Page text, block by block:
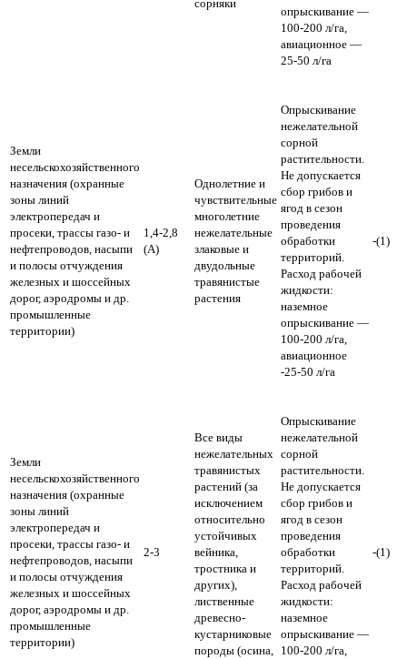
сорняки
опрыскивание —
100-200 л/га,
авиационное —
25-50 л/га
Земли
несельскохозяйственного
назначения (охранные
зоны линий
электропередач и
просеки, трассы газо- и
нефтепроводов, насыпи
и полосы отчуждения
железных и шоссейных
дорог, аэродромы и др.
промышленные
территории)
1,4-2,8
(А)
Однолетние и
чувствительные
многолетние
нежелательные
злаковые и
двудольные
травянистые
растения
Опрыскивание
нежелательной
сорной
растительности.
Не допускается
сбор грибов и
ягод в сезон
проведения
обработки
территорий.
Расход рабочей
жидкости:
наземное
опрыскивание —
100-200 л/га,
авиационное
-25-50 л/га
-(1)
Земли
несельскохозяйственного
назначения (охранные
зоны линий
электропередач и
просеки, трассы газо- и
нефтепроводов, насыпи
и полосы отчуждения
железных и шоссейных
дорог, аэродромы и др.
промышленные
территории)
2-3
Все виды
нежелательных
травянистых
растений (за
исключением
относительно
устойчивых
вейника,
тростника и
других),
лиственные
древесно-
кустарниковые
породы (осина,
Опрыскивание
нежелательной
сорной
растительности.
Не допускается
сбор грибов и
ягод в сезон
проведения
обработки
территорий.
Расход рабочей
жидкости:
наземное
опрыскивание —
100-200 л/га,
-(1)